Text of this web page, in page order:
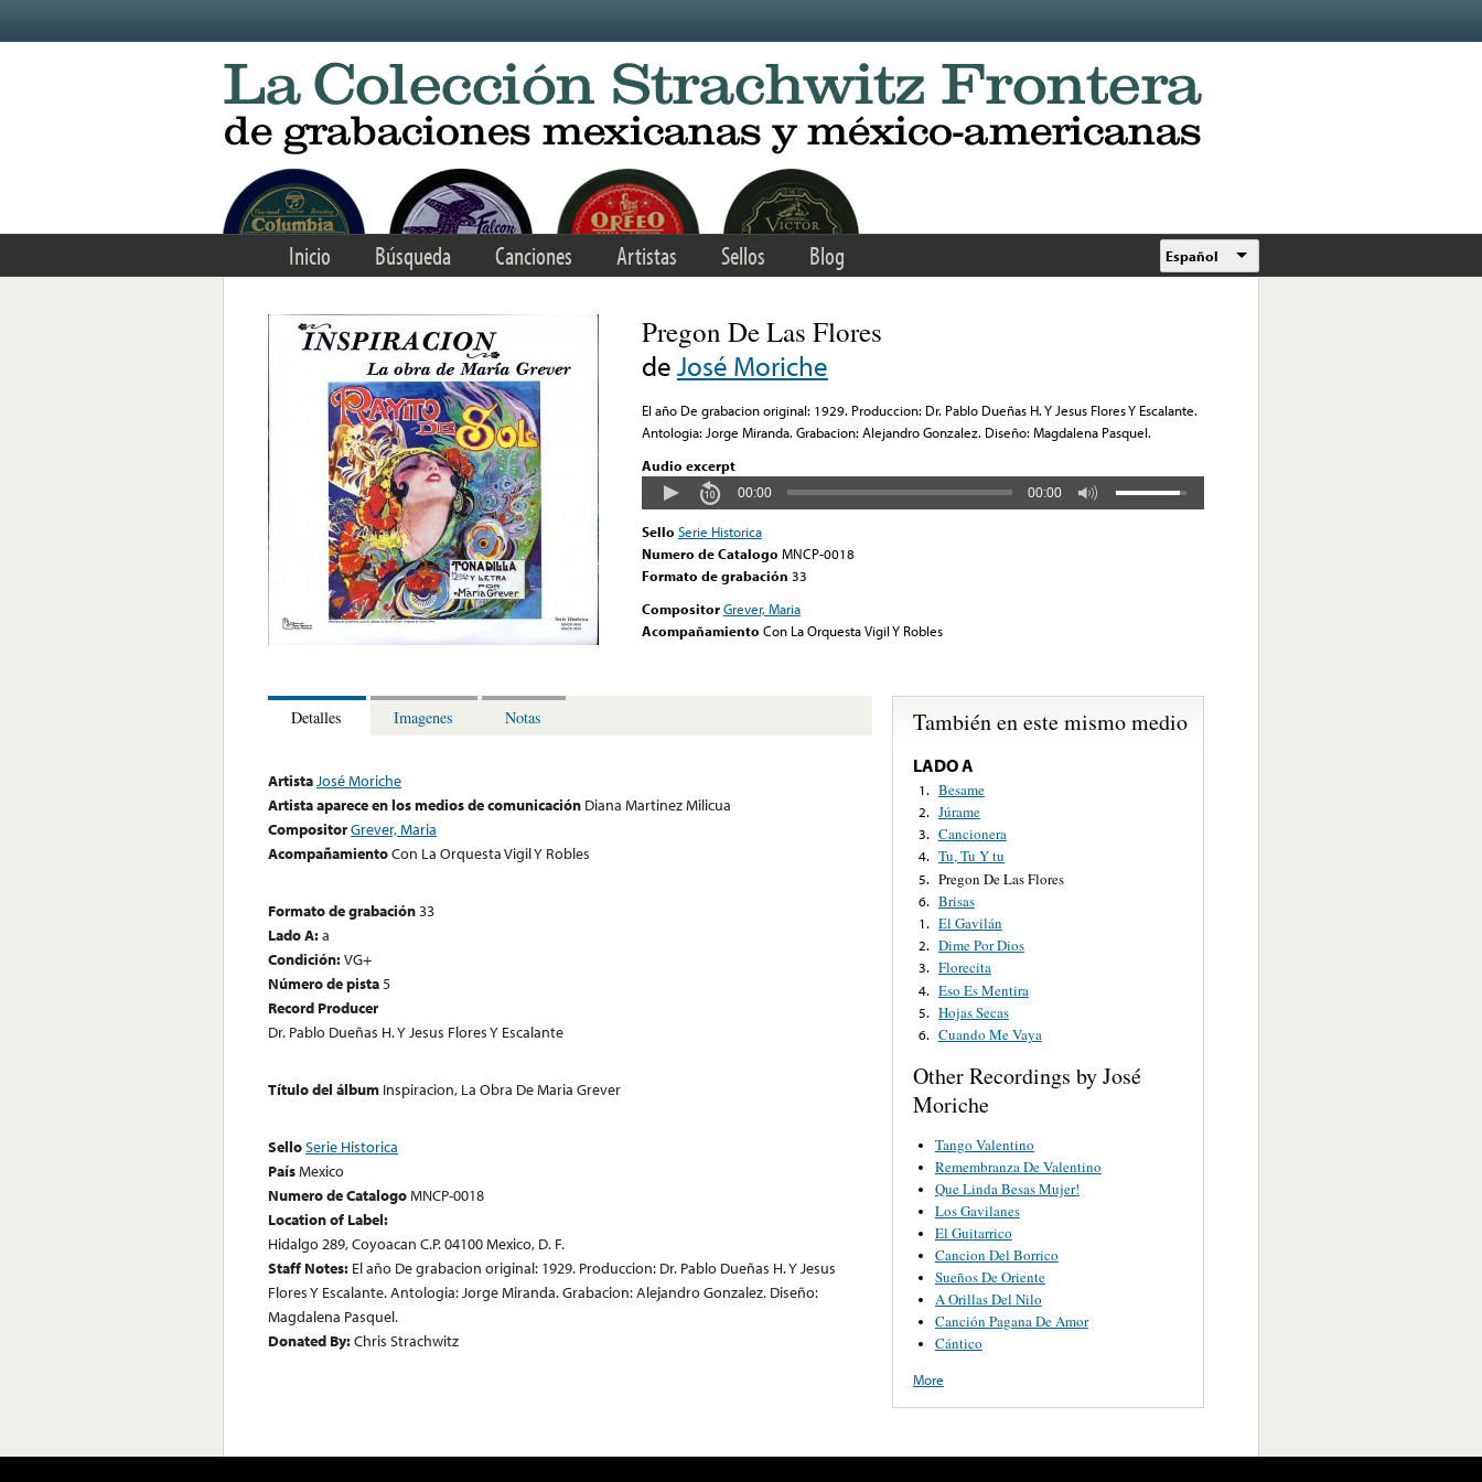
Inicio Búsqueda Canciones Artistas Sellos Blog Español
Pregon De Las Flores
deJosé Moriche
El año De grabacion original: 1929. Produccion: Dr. Pablo Dueñas H. Y Jesus Flores Y Escalante.
Antologia: Jorge Miranda. Grabacion: Alejandro Gonzalez. Diseño: Magdalena Pasquel.
Audio excerpt
00:00 00:00
Sello Serie Historica
Numero de Catalogo MNCP-0018
Formato de grabación 33
CompositorGrever, Maria
Acompañamiento Con La Orquesta Vigil Y Robles
Detalles Imagenes Notas
ArtistaJosé Moriche
Artista aparece en los medios de comunicación Diana Martinez Milicua
CompositorGrever, Maria
AcompañamientoCon La Orquesta Vigil Y Robles
Formato de grabación33
Lado A:a
Condición:VG+
Número de pista5
Record Producer
Dr. Pablo Dueñas H. Y Jesus Flores Y Escalante
Título del álbum Inspiracion, La Obra De Maria Grever
SelloSerie Historica
PaísMexico
Numero de CatalogoMNCP-0018
Location of Label:
Hidalgo 289, Coyoacan C.P. 04100 Mexico, D. F.
Staff Notes: El año De grabacion original: 1929. Produccion: Dr. Pablo Dueñas H. Y Jesus
Flores Y Escalante. Antologia: Jorge Miranda. Grabacion: Alejandro Gonzalez. Diseño:
Magdalena Pasquel.
Donated By:Chris Strachwitz
También en este mismo medio
LADO A
1. Besame
2. Júrame
3. Cancionera
4. Tu, Tu Y tu
5. Pregon De Las Flores
6. Brisas
1. El Gavilán
2. Dime Por Dios
3. Florecita
4. Eso Es Mentira
5. Hojas Secas
6. Cuando Me Vaya
Other Recordings by José
Moriche
Tango Valentino
Remembranza De Valentino
Que Linda Besas Mujer!
Los Gavilanes
El Guitarrico
Cancion Del Borrico
Sueños De Oriente
A Orillas Del Nilo
Canción Pagana De Amor
Cántico
More